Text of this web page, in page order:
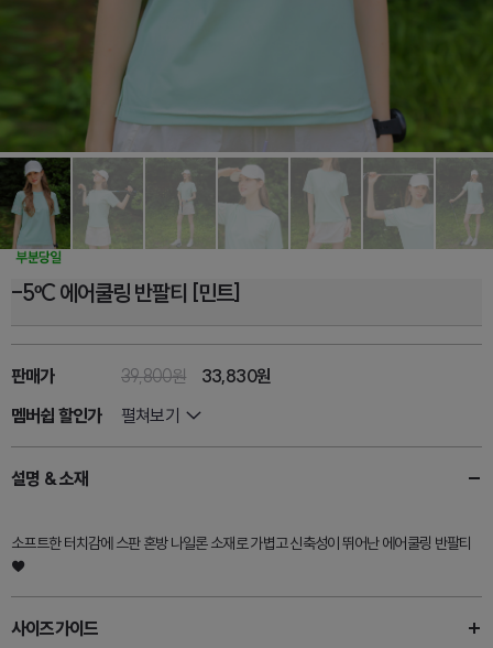
-5ºC 에어쿨링 반팔티 [민트]
판매가 39,800원 33,830원
멤버쉽 할인가
펼쳐보기
설명 & 소재
소프트한 터치감에 스판 혼방 나일론 소재로 가볍고 신축성이 뛰어난 에어쿨링 반팔티
♥
사이즈가이드